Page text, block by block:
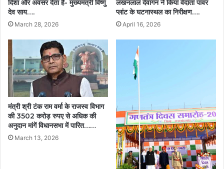
दिशा और अवसर देता है- मुख्यमंत्री विष्णु
देव साय….
March 28, 2026
लखनलाल देवांगन ने किया वेदांता पावर
प्लांट के घटनास्थल का निरीक्षण….
April 16, 2026
मंत्री श्री टंक राम वर्मा के राजस्व विभाग
की 3502 करोड़ रुपए से अधिक की
अनुदान मांगें विधानसभा में पारित……
March 13, 2026